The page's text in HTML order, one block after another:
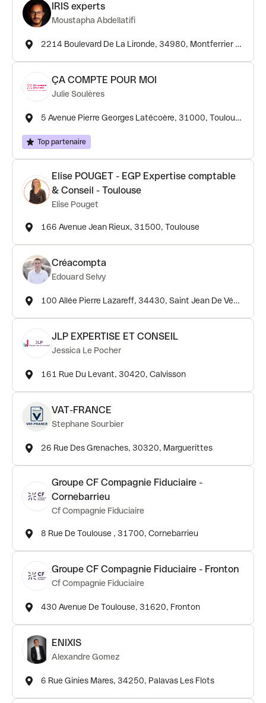
IRIS experts
Moustapha Abdellatifi
2214 Boulevard De La Lironde, 34980, Montferrier Sur Lez
ÇA COMPTE POUR MOI
Julie Soulères
5 Avenue Pierre Georges Latécoère, 31000, Toulouse
Top partenaire
Elise POUGET - EGP Expertise comptable
& Conseil - Toulouse
Elise Pouget
166 Avenue Jean Rieux, 31500, Toulouse
Créacompta
Edouard Selvy
100 Allée Pierre Lazareff, 34430, Saint Jean De Védas
JLP EXPERTISE ET CONSEIL
Jessica Le Pocher
161 Rue Du Levant, 30420, Calvisson
VAT-FRANCE
Stephane Sourbier
26 Rue Des Grenaches, 30320, Marguerittes
Groupe CF Compagnie Fiduciaire -
Cornebarrieu
Cf Compagnie Fiduciaire
8 Rue De Toulouse , 31700, Cornebarrieu
Groupe CF Compagnie Fiduciaire - Fronton
Cf Compagnie Fiduciaire
430 Avenue De Toulouse, 31620, Fronton
ENIXIS
Alexandre Gomez
6 Rue Ginies Mares, 34250, Palavas Les Flots